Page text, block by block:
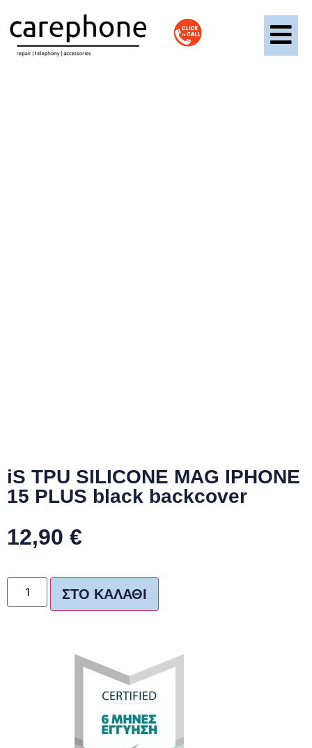
iS TPU SILICONE MAG IPHONE
15 PLUS black backcover
12,90 €
ΣΤΟ ΚΑΛΆΘΙ